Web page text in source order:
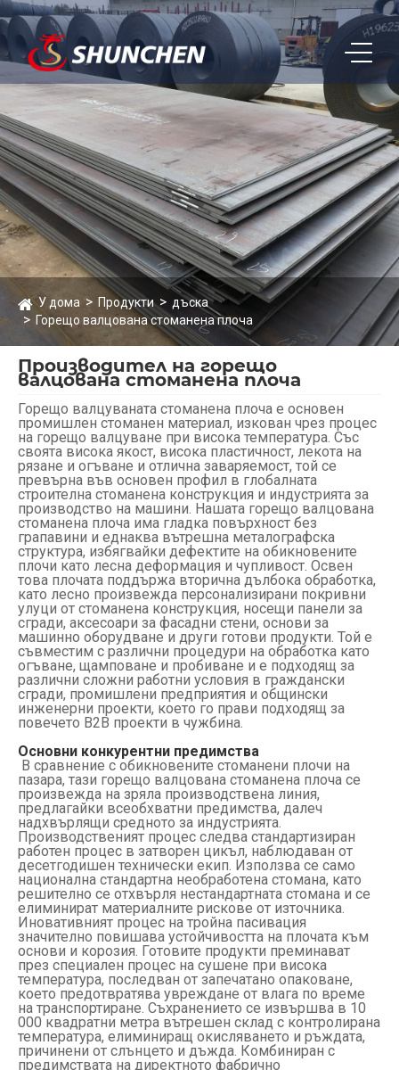
У дома Продукти
дъска
Горещо валцована стоманена плоча
Производител на горещо
валцована стоманена плоча
Горещо валцуваната стоманена плоча е основен
промишлен стоманен материал, изкован чрез процес
на горещо валцуване при висока температура. Със
своята висока якост, висока пластичност, лекота на
рязане и огъване и отлична заваряемост, той се
превърна във основен профил в глобалната
строителна стоманена конструкция и индустрията за
производство на машини. Нашата горещо валцована
стоманена плоча има гладка повърхност без
грапавини и еднаква вътрешна металографска
структура, избягвайки дефектите на обикновените
плочи като лесна деформация и чупливост. Освен
това плочата поддържа вторична дълбока обработка,
като лесно произвежда персонализирани покривни
улуци от стоманена конструкция, носещи панели за
сгради, аксесоари за фасадни стени, основи за
машинно оборудване и други готови продукти. Той е
съвместим с различни процедури на обработка като
огъване, щамповане и пробиване и е подходящ за
различни сложни работни условия в граждански
сгради, промишлени предприятия и общински
инженерни проекти, което го прави подходящ за
повечето B2B проекти в чужбина.
Основни конкурентни предимства
В сравнение с обикновените стоманени плочи на
пазара, тази горещо валцована стоманена плоча се
произвежда на зряла производствена линия,
предлагайки всеобхватни предимства, далеч
надхвърлящи средното за индустрията.
Производственият процес следва стандартизиран
работен процес в затворен цикъл, наблюдаван от
десетгодишен технически екип. Използва се само
национална стандартна необработена стомана, като
решително се отхвърля нестандартната стомана и се
елиминират материалните рискове от източника.
Иновативният процес на тройна пасивация
значително повишава устойчивостта на плочата към
основи и корозия. Готовите продукти преминават
през специален процес на сушене при висока
температура, последван от запечатано опаковане,
което предотвратява увреждане от влага по време
на транспортиране. Съхранението се извършва в 10
000 квадратни метра вътрешен склад с контролирана
температура, елиминиращ окисляването и ръждата,
причинени от слънцето и дъжда. Комбиниран с
предимствата на директното фабрично